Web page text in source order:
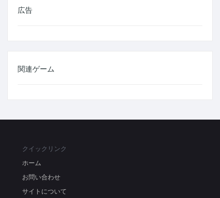
広告
関連ゲーム
クイックリンク
ホーム
お問い合わせ
サイトについて